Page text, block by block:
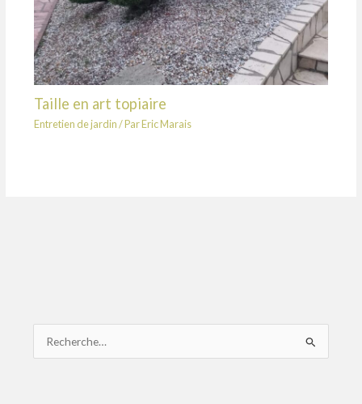
Taille en art topiaire
Entretien de jardin/ ParEric Marais